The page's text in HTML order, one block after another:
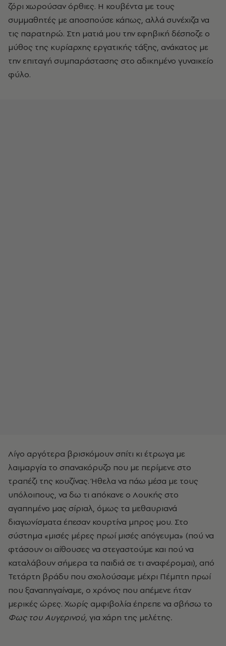
ζόρι χωρούσαν όρθιες. Η κουβέντα με τους
συμμαθητές με αποσπούσε κάπως, αλλά συνέχιζα να
τις παρατηρώ. Στη ματιά μου την εφηβική δέσποζε ο
μύθος της κυρίαρχης εργατικής τάξης, ανάκατος με
την επιταγή συμπαράστασης στο αδικημένο γυναικείο
φύλο.
Λίγο αργότερα βρισκόμουν σπίτι κι έτρωγα με
λαιμαργία το σπανακόρυζο που με περίμενε στο
τραπέζι της κουζίνας. Ήθελα να πάω μέσα με τους
υπόλοιπους, να δω τι απόκανε ο Λουκής στο
αγαπημένο μας σίριαλ, όμως τα μεθαυριανά
διαγωνίσματα έπεσαν κουρτίνα μπρος μου. Στο
σύστημα «μισές μέρες πρωί μισές απόγευμα» (πού να
φτάσουν οι αίθουσες να στεγαστούμε και πού να
καταλάβουν σήμερα τα παιδιά σε τι αναφέρομαι), από
Τετάρτη βράδυ που σχολούσαμε μέχρι Πέμπτη πρωί
που ξαναπηγαίναμε, ο χρόνος που απέμενε ήταν
μερικές ώρες. Χωρίς αμφιβολία έπρεπε να σβήσω το
Φως του Αυγερινού, για χάρη της μελέτης.